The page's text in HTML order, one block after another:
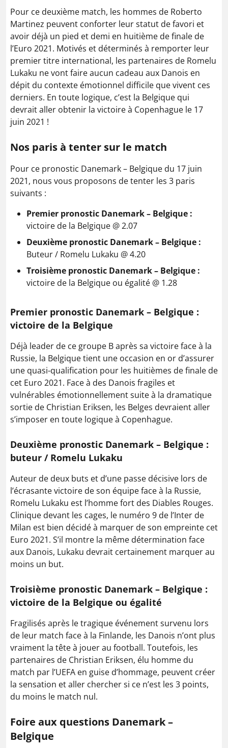
Pour ce deuxième match, les hommes de Roberto
Martinez peuvent conforter leur statut de favori et
avoir déjà un pied et demi en huitième de finale de
l’Euro 2021. Motivés et déterminés à remporter leur
premier titre international, les partenaires de Romelu
Lukaku ne vont faire aucun cadeau aux Danois en
dépit du contexte émotionnel difficile que vivent ces
derniers. En toute logique, c’est la Belgique qui
devrait aller obtenir la victoire à Copenhague le 17
juin 2021 !
Nos paris à tenter sur le match
Pour ce pronostic Danemark – Belgique du 17 juin
2021, nous vous proposons de tenter les 3 paris
suivants :
Premier pronostic Danemark – Belgique :
victoire de la Belgique @ 2.07
Deuxième pronostic Danemark – Belgique :
Buteur / Romelu Lukaku @ 4.20
Troisième pronostic Danemark – Belgique :
victoire de la Belgique ou égalité @ 1.28
Premier pronostic Danemark – Belgique :
victoire de la Belgique
Déjà leader de ce groupe B après sa victoire face à la
Russie, la Belgique tient une occasion en or d’assurer
une quasi-qualification pour les huitièmes de finale de
cet Euro 2021. Face à des Danois fragiles et
vulnérables émotionnellement suite à la dramatique
sortie de Christian Eriksen, les Belges devraient aller
s’imposer en toute logique à Copenhague.
Deuxième pronostic Danemark – Belgique :
buteur / Romelu Lukaku
Auteur de deux buts et d’une passe décisive lors de
l’écrasante victoire de son équipe face à la Russie,
Romelu Lukaku est l’homme fort des Diables Rouges.
Clinique devant les cages, le numéro 9 de l’Inter de
Milan est bien décidé à marquer de son empreinte cet
Euro 2021. S’il montre la même détermination face
aux Danois, Lukaku devrait certainement marquer au
moins un but.
Troisième pronostic Danemark – Belgique :
victoire de la Belgique ou égalité
Fragilisés après le tragique événement survenu lors
de leur match face à la Finlande, les Danois n’ont plus
vraiment la tête à jouer au football. Toutefois, les
partenaires de Christian Eriksen, élu homme du
match par l’UEFA en guise d’hommage, peuvent créer
la sensation et aller chercher si ce n’est les 3 points,
du moins le match nul.
Foire aux questions Danemark –
Belgique